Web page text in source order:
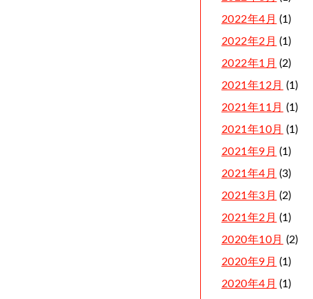
2022年4月 (1)
2022年2月 (1)
2022年1月 (2)
2021年12月 (1)
2021年11月 (1)
2021年10月 (1)
2021年9月 (1)
2021年4月 (3)
2021年3月 (2)
2021年2月 (1)
2020年10月 (2)
2020年9月 (1)
2020年4月 (1)